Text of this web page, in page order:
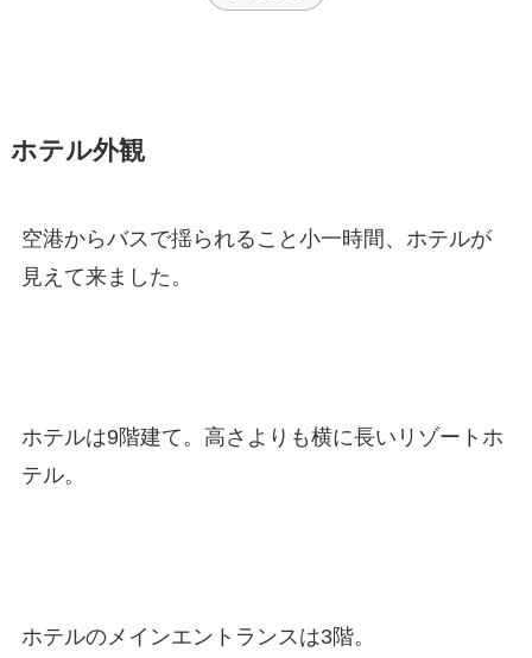
ホテル外観
空港からバスで揺られること小一時間、ホテルが
見えて来ました。
ホテルは9階建て。高さよりも横に長いリゾートホ
テル。
ホテルのメインエントランスは3階。